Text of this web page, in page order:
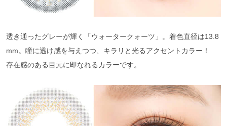
透き通ったグレーが輝く「ウォータークォーツ」。着色直径は13.8
mm。瞳に透け感を与えつつ、キラリと光るアクセントカラー！
存在感のある目元に即なれるカラーです。